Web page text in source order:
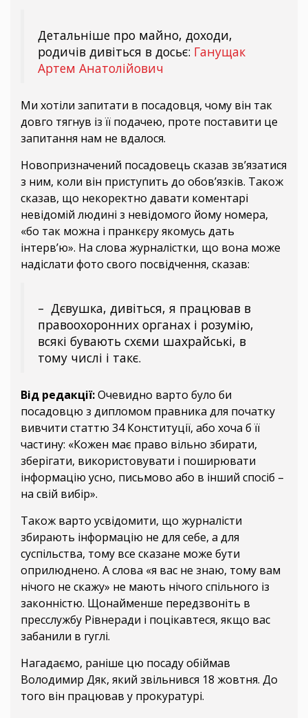
Детальніше про майно, доходи,
родичів дивіться в досьє: Ганущак
Артем Анатолійович
Ми хотіли запитати в посадовця, чому він так
довго тягнув із її подачею, проте поставити це
запитання нам не вдалося.
Новопризначений посадовець сказав зв’язатися
з ним, коли він приступить до обов’язків. Також
сказав, що некоректно давати коментарі
невідомій людині з невідомого йому номера,
«бо так можна і пранкєру якомусь дать
інтерв’ю». На слова журналістки, що вона може
надіслати фото свого посвідчення, сказав:
– Дєвушка, дивіться, я працював в
правоохоронних органах і розумію,
всякі бувають схєми шахрайські, в
тому числі і такє.
Від редакції:Очевидно варто було би
посадовцю з дипломом правника для початку
вивчити статтю 34 Конституції, або хоча б її
частину: «Кожен має право вільно збирати,
зберігати, використовувати і поширювати
інформацію усно, письмово або в інший спосіб –
на свій вибір».
Також варто усвідомити, що журналісти
збирають інформацію не для себе, а для
суспільства, тому все сказане може бути
оприлюднено. А слова «я вас не знаю, тому вам
нічого не скажу» не мають нічого спільного із
законністю. Щонайменше передзвоніть в
пресслужбу Рівнеради і поцікавтеся, якщо вас
забанили в гуглі.
Нагадаємо, раніше цю посаду обіймав
Володимир Дяк, який звільнився 18 жовтня. До
того він працював у прокуратурі.